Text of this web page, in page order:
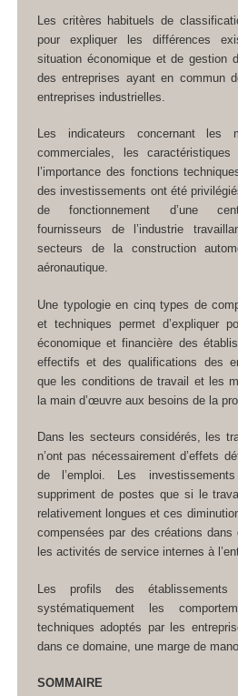
Les critères habituels de
pour expliquer les différences
situation économique et de gestion
des entreprises ayant en commun
entreprises industrielles.
Les indicateurs concernant les
commerciales, les
l’importance des fonctions
des investissements ont été
de fonctionnement d’une
fournisseurs de l’industrie
secteurs de la construction
aéronautique.
Une typologie en cinq types de
et techniques permet d’expliquer
économique et financière des
effectifs et des qualifications des
que les conditions de travail et les
la main d’œuvre aux besoins de la
Dans les secteurs considérés, les
n’ont pas nécessairement d’effets
de l’emploi. Les
suppriment de postes que si le
relativement longues et ces
compensées par des créations dans
les activités de service internes à
Les profils des établissements
systématiquement les
techniques adoptés par les
dans ce domaine, une marge de
SOMMAIRE